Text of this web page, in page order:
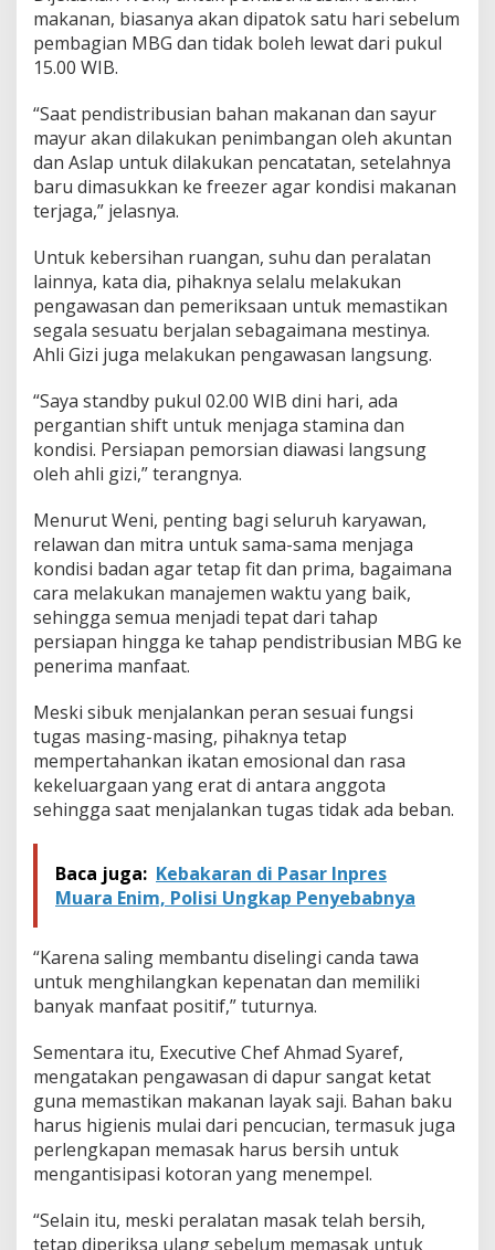
makanan, biasanya akan dipatok satu hari sebelum
pembagian MBG dan tidak boleh lewat dari pukul
15.00 WIB.
“Saat pendistribusian bahan makanan dan sayur
mayur akan dilakukan penimbangan oleh akuntan
dan Aslap untuk dilakukan pencatatan, setelahnya
baru dimasukkan ke freezer agar kondisi makanan
terjaga,” jelasnya.
Untuk kebersihan ruangan, suhu dan peralatan
lainnya, kata dia, pihaknya selalu melakukan
pengawasan dan pemeriksaan untuk memastikan
segala sesuatu berjalan sebagaimana mestinya.
Ahli Gizi juga melakukan pengawasan langsung.
“Saya standby pukul 02.00 WIB dini hari, ada
pergantian shift untuk menjaga stamina dan
kondisi. Persiapan pemorsian diawasi langsung
oleh ahli gizi,” terangnya.
Menurut Weni, penting bagi seluruh karyawan,
relawan dan mitra untuk sama-sama menjaga
kondisi badan agar tetap fit dan prima, bagaimana
cara melakukan manajemen waktu yang baik,
sehingga semua menjadi tepat dari tahap
persiapan hingga ke tahap pendistribusian MBG ke
penerima manfaat.
Meski sibuk menjalankan peran sesuai fungsi
tugas masing-masing, pihaknya tetap
mempertahankan ikatan emosional dan rasa
kekeluargaan yang erat di antara anggota
sehingga saat menjalankan tugas tidak ada beban.
Baca juga: Kebakaran di Pasar Inpres
Muara Enim, Polisi Ungkap Penyebabnya
“Karena saling membantu diselingi canda tawa
untuk menghilangkan kepenatan dan memiliki
banyak manfaat positif,” tuturnya.
Sementara itu, Executive Chef Ahmad Syaref,
mengatakan pengawasan di dapur sangat ketat
guna memastikan makanan layak saji. Bahan baku
harus higienis mulai dari pencucian, termasuk juga
perlengkapan memasak harus bersih untuk
mengantisipasi kotoran yang menempel.
“Selain itu, meski peralatan masak telah bersih,
tetap diperiksa ulang sebelum memasak untuk